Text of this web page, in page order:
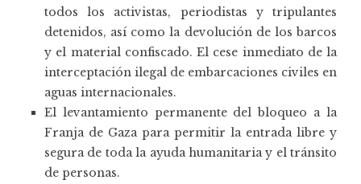
todos los activistas, periodistas y tripulantes
detenidos, así como la devolución de los barcos
y el material confiscado. El cese inmediato de la
interceptación ilegal de embarcaciones civiles en
aguas internacionales.
El levantamiento permanente del bloqueo a la
Franja de Gaza para permitir la entrada libre y
segura de toda la ayuda humanitaria y el tránsito
de personas.